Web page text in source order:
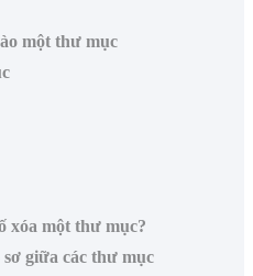
một thư mục
xóa một thư mục?
giữa các thư mục